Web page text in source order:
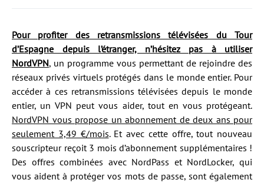
Pour profiter des retransmissions télévisées du Tour
d’Espagne depuis l’étranger, n’hésitez pas à utiliser
NordVPN, un programme vous permettant de rejoindre des
réseaux privés virtuels protégés dans le monde entier. Pour
accéder à ces retransmissions télévisées depuis le monde
entier, un VPN peut vous aider, tout en vous protégeant.
NordVPN vous propose un abonnement de deux ans pour
seulement 3,49 €/mois. Et avec cette offre, tout nouveau
souscripteur reçoit 3 mois d’abonnement supplémentaires !
Des offres combinées avec NordPass et NordLocker, qui
vous aident à protéger vos mots de passe, sont également